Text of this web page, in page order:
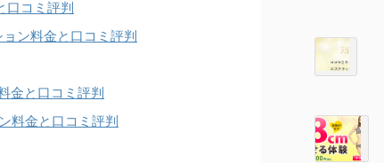
口コミ評判
ン料金と口コミ評判
金と口コミ評判
料金と口コミ評判